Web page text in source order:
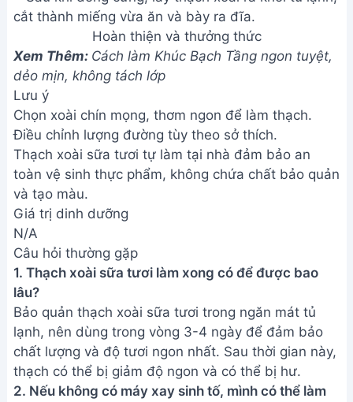
Hoàn thiện và thưởng thức
Xem Thêm: Cách làm Khúc Bạch Tầng ngon tuyệt,
dẻo mịn, không tách lớp
Lưu ý
Chọn xoài chín mọng, thơm ngon để làm thạch.
Điều chỉnh lượng đường tùy theo sở thích.
Thạch xoài sữa tươi tự làm tại nhà đảm bảo an
toàn vệ sinh thực phẩm, không chứa chất bảo quản
và tạo màu.
Giá trị dinh dưỡng
N/A
Câu hỏi thường gặp
1. Thạch xoài sữa tươi làm xong có để được bao
lâu?
Bảo quản thạch xoài sữa tươi trong ngăn mát tủ
lạnh, nên dùng trong vòng 3-4 ngày để đảm bảo
chất lượng và độ tươi ngon nhất. Sau thời gian này,
thạch có thể bị giảm độ ngon và có thể bị hư.
2. Nếu không có máy xay sinh tố, mình có thể làm